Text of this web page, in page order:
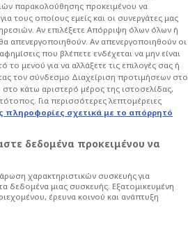
μέσου,
άμεσα.
παρακολούθησης προκειμένου να
τους οποίους εμείς και οι συνεργάτες μας
Αν επιλέξετε Απόρριψη όλων όλων ή
απενεργοποιηθούν. Αν απενεργοποιηθούν οι
που βλέπετε ενδέχεται να μην είναι
μενού για να αλλάξετε τις επιλογές σας ή
τον σύνδεσμο Διαχείριση προτιμήσεων στο
κάτω αριστερό μέρος της ιστοσελίδας,
Για περισσότερες λεπτομέρειες
πληροφορίες σχετικά με το απόρρητό
δεδομένα προκειμένου να
χαρακτηριστικών συσκευής για
δεδομένα μιας συσκευής. Εξατομικευμένη
έρευνα κοινού και ανάπτυξη